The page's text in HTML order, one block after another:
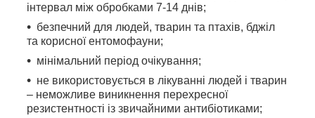
інтервал між обробками 7-14 днів;
безпечний для людей, тварин та птахів, бджіл
та корисної ентомофауни;
мінімальний період очікування;
не використовується в лікуванні людей і тварин
– неможливе виникнення перехресної
резистентності із звичайними антибіотиками;